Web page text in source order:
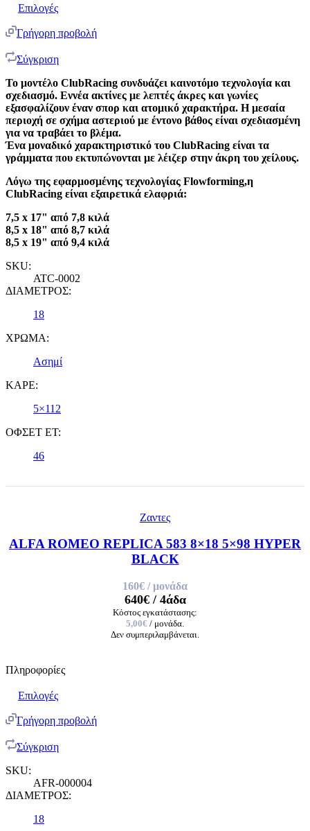
Επιλογές
Γρήγορη προβολή
Σύγκριση
Το μοντέλο ClubRacing συνδυάζει καινοτόμο τεχνολογία και
σχεδιασμό. Εννέα ακτίνες με λεπτές άκρες και γωνίες
εξασφαλίζουν έναν σπορ και ατομικό χαρακτήρα. Η μεσαία
περιοχή σε σχήμα αστεριού με έντονο βάθος είναι σχεδιασμένη
για να τραβάει το βλέμα.
Ένα μοναδικό χαρακτηριστικό του ClubRacing είναι τα
γράμματα που εκτυπώνονται με λέιζερ στην άκρη του χείλους.
Λόγω της εφαρμοσμένης τεχνολογίας Flowforming,η
ClubRacing είναι εξαιρετικά ελαφριά:
7,5 x 17" από 7,8 κιλά
8,5 x 18" από 8,7 κιλά
8,5 x 19" από 9,4 κιλά
SKU:
ATC-0002
ΔΙΑΜΕΤΡΟΣ:
18
ΧΡΩΜΑ:
Ασημί
ΚΑΡΕ:
5×112
ΟΦΣΕΤ ET:
46
Ζαντες
ALFA ROMEO REPLICA 583 8×18 5×98 HYPER
BLACK
160€ / μονάδα
640€/ 4άδα
Κόστος εγκατάστασης:
5,00€ / μονάδα.
Δεν συμπεριλαμβάνεται.
Πληροφορίες
Επιλογές
Γρήγορη προβολή
Σύγκριση
SKU:
AFR-000004
ΔΙΑΜΕΤΡΟΣ:
18